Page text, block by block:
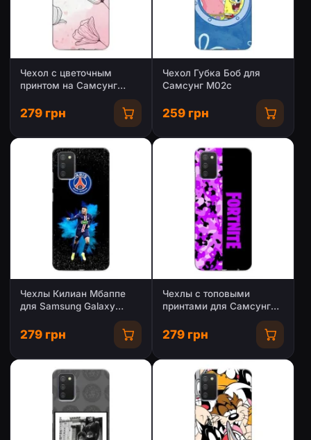
Чехол с цветочным
принтом на Самсунг
279 грн
Чехол Губка Боб для
Самсунг М02с
259 грн
Чехлы Килиан Мбаппе
для Samsung Galaxy
279 грн
Чехлы с топовыми
принтами для Самсунг
279 грн